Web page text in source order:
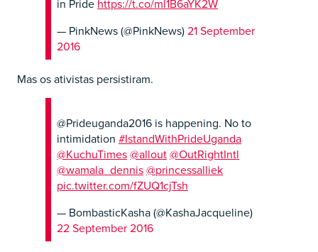
in Pride https://t.co/ml1B6aYK2W
— PinkNews (@PinkNews)21 September
2016
Mas os ativistas persistiram.
@Prideuganda2016 is happening. No to
intimidation #IstandWithPrideUganda
@KuchuTimes@allout@OutRightIntl
@wamala_dennis@princessalliek
pic.twitter.com/fZUQ1cjTsh
— BombasticKasha (@KashaJacqueline)
22 September 2016